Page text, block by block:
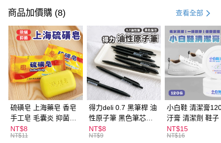
信用卡一次付款
超商取貨付款
LINE Pay
Apple Pay
街口支付
悠遊付
ATM付款
商品加價購 (8) 查看全部
硫磺皂 上海藥皂 香皂
手工皂 毛囊炎 抑菌除
蟎 清潔護膚 去油去痘
寵物皮膚病 狗狗貓咪
NT$8
NT$11
得力deli 0.7 黑筆桿 油
性原子筆 黑色筆芯
S304
NT$8
NT$9
小白鞋 清潔膏
汙膏 清潔劑 鞋子
漬 白皮鞋 鞋油
NT$15
NT$16